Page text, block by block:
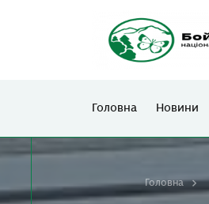
Головна Новини
Головна